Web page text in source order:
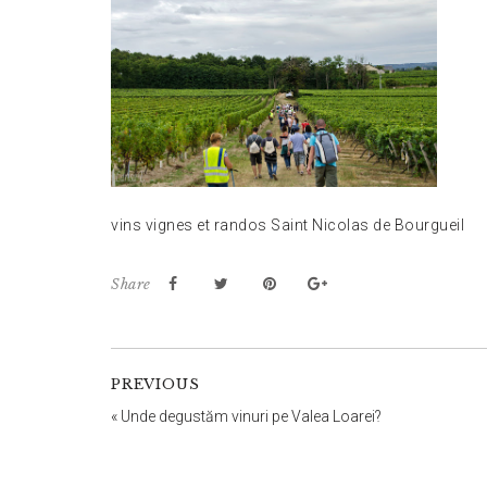
vins vignes et randos Saint Nicolas de Bourgueil
Share
PREVIOUS
« Unde degustăm vinuri pe Valea Loarei?